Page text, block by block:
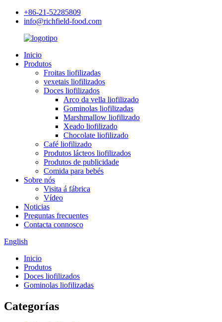
+86-21-52285809
info@richfield-food.com
Inicio
Produtos
Froitas liofilizadas
vexetais liofilizados
Doces liofilizados
Arco da vella liofilizado
Gominolas liofilizadas
Marshmallow liofilizado
Xeado liofilizado
Chocolate liofilizado
Café liofilizado
Produtos lácteos liofilizados
Produtos de publicidade
Comida para bebés
Sobre nós
Visita á fábrica
Vídeo
Noticias
Preguntas frecuentes
Contacta connosco
English
Inicio
Produtos
Doces liofilizados
Gominolas liofilizadas
Categorías